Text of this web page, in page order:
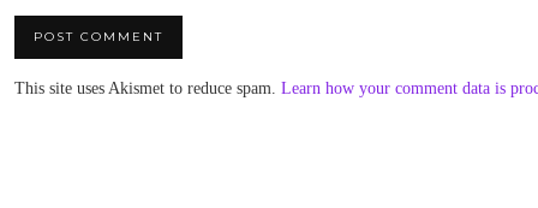
This site uses Akismet to reduce spam. Learn how your comment data is